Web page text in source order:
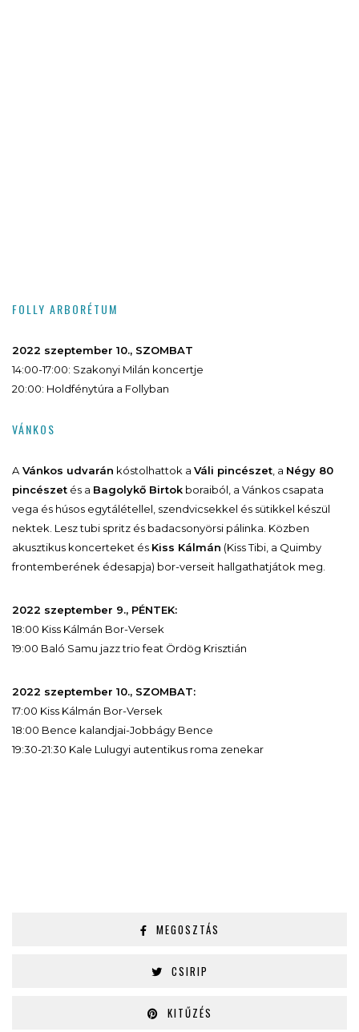
FOLLY ARBORÉTUM
2022 szeptember 10., SZOMBAT
14:00-17:00: Szakonyi Milán koncertje
20:00: Holdfénytúra a Follyban
VÁNKOS
A Vánkos udvarán kóstolhattok a Váli pincészet , a Négy 80
pincészet és a Bagolykő Birtok boraiból, a Vánkos csapata
vega és húsos egytálétellel, szendvicsekkel és sütikkel készül
nektek. Lesz tubi spritz és badacsonyörsi pálinka. Közben
akusztikus koncerteket és Kiss Kálmán (Kiss Tibi, a Quimby
frontemberének édesapja) bor-verseit hallgathatjátok meg.
2022 szeptember 9., PÉNTEK:
18:00 Kiss Kálmán Bor-Versek
19:00 Baló Samu jazz trio feat Ördög Krisztián
2022 szeptember 10., SZOMBAT:
17:00 Kiss Kálmán Bor-Versek
18:00 Bence kalandjai-Jobbágy Bence
19:30-21:30 Kale Lulugyi autentikus roma zenekar
MEGOSZTÁS
CSIRIP
KITŰZÉS